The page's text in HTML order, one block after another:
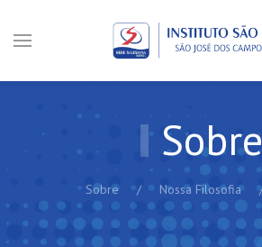
Sobre
Sobre Nossa Filosofia